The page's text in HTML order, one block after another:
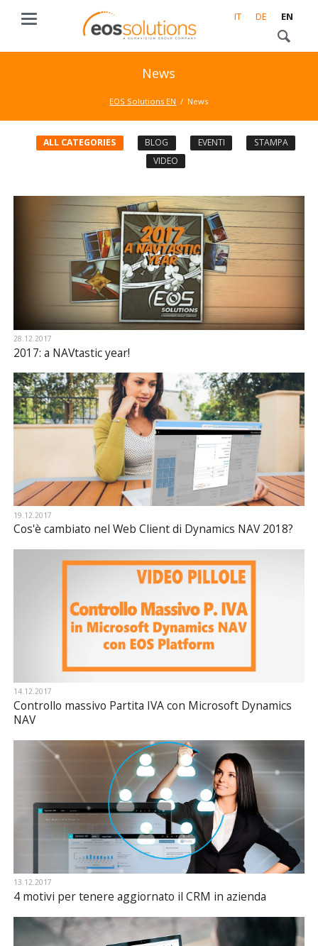
IT DE EN
News
EOS Solutions EN News
ALL CATEGORIES BLOG EVENTI
STAMPA
VIDEO
28.12.2017
2017: a NAVtastic year!
19.12.2017
Cos'è cambiato nel Web Client di Dynamics NAV 2018?
14.12.2017
Controllo massivo Partita IVA con Microsoft Dynamics
NAV
13.12.2017
4 motivi per tenere aggiornato il CRM in azienda